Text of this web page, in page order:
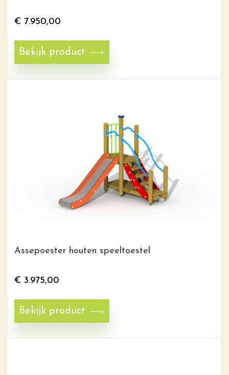
€ 7.950,00
Bekijk product
Assepoester houten speeltoestel
€ 3.975,00
Bekijk product